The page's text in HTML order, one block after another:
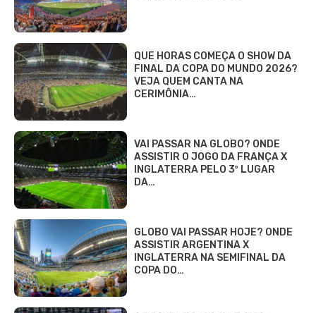
QUE HORAS COMEÇA O SHOW DA
FINAL DA COPA DO MUNDO 2026?
VEJA QUEM CANTA NA
CERIMÔNIA…
VAI PASSAR NA GLOBO? ONDE
ASSISTIR O JOGO DA FRANÇA X
INGLATERRA PELO 3º LUGAR
DA…
GLOBO VAI PASSAR HOJE? ONDE
ASSISTIR ARGENTINA X
INGLATERRA NA SEMIFINAL DA
COPA DO…